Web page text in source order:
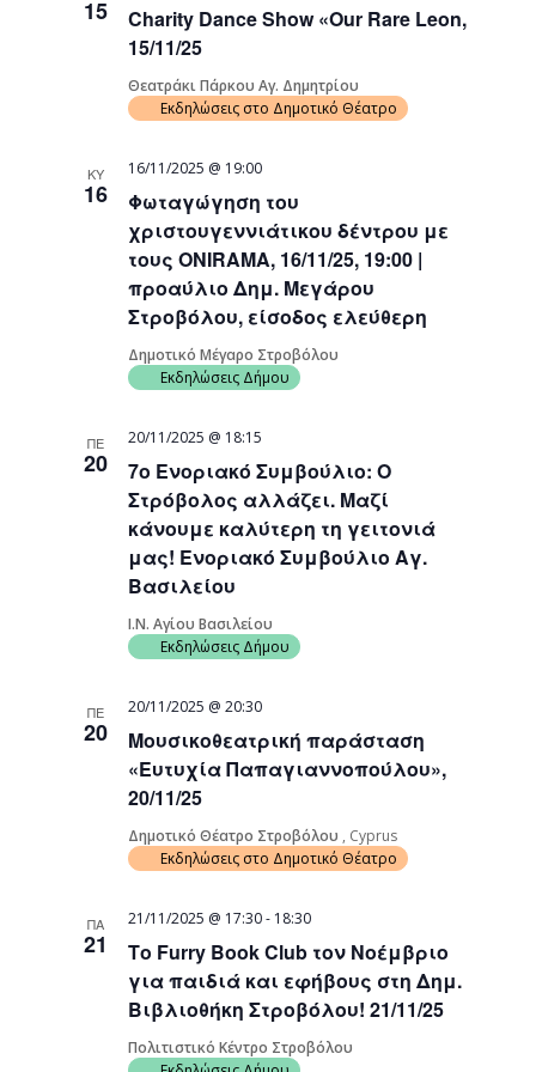
15
Charity Dance Show «Our Rare Leon,
15/11/25
Θεατράκι Πάρκου Αγ. Δημητρίου
Εκδηλώσεις στο Δημοτικό Θέατρο
ΚΥ
16
Φωταγώγηση του
χριστουγεννιάτικου δέντρου με
τους ONIRAMA, 16/11/25, 19:00 |
προαύλιο Δημ. Μεγάρου
Στροβόλου, είσοδος ελεύθερη
16/11/2025 @ 19:00
Δημοτικό Μέγαρο Στροβόλου
Εκδηλώσεις Δήμου
ΠΕ
20
7ο Ενοριακό Συμβούλιο: Ο
Στρόβολος αλλάζει. Μαζί
κάνουμε καλύτερη τη γειτονιά
μας! Ενοριακό Συμβούλιο Αγ.
Βασιλείου
20/11/2025 @ 18:15
Ι.Ν. Αγίου Βασιλείου
Εκδηλώσεις Δήμου
ΠΕ
20
Μουσικοθεατρική παράσταση
«Ευτυχία Παπαγιαννοπούλου»,
20/11/25
20/11/2025 @ 20:30
Δημοτικό Θέατρο Στροβόλου , Cyprus
Εκδηλώσεις στο Δημοτικό Θέατρο
ΠΑ
21
Το Furry Book Club τον Νοέμβριο
για παιδιά και εφήβους στη Δημ.
Βιβλιοθήκη Στροβόλου! 21/11/25
21/11/2025 @ 17:30- 18:30
Πολιτιστικό Κέντρο Στροβόλου